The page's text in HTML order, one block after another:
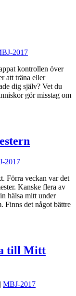
2017
kontrollen över
att träna eller
dig själv? Vet du
gör misstag om
2017
Förra veckan var det
Kanske flera av
hälsa mitt under
Finns det något bättre
till Mitt
MBJ-2017